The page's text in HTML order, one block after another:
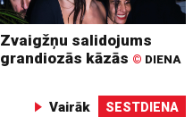
Zvaigžņu salidojums
grandiozās kāzās © DIENA
Vairāk SESTDIENA